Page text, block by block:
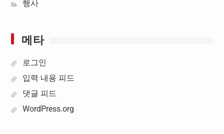
행사
메타
로그인
입력 내용 피드
댓글 피드
WordPress.org